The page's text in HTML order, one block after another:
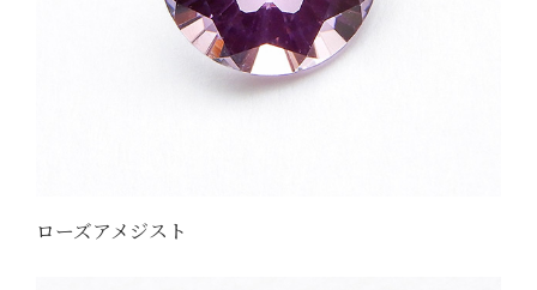
ローズアメジスト